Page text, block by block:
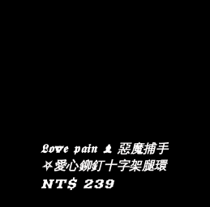
𝕷𝖔v𝖊 𝖕𝖆𝖎𝖓 ♝ 惡魔捕手
⛧愛心鉚釘十字架腿環
Regular
NT$ 239